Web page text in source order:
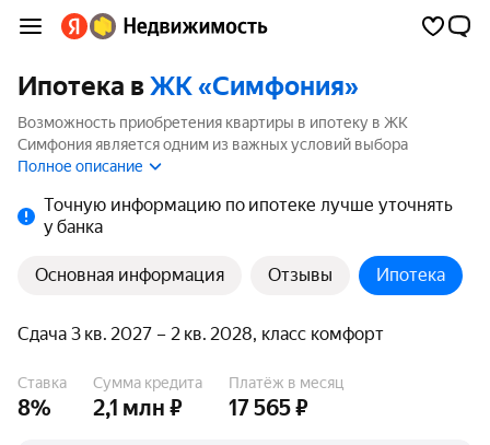
Ипотека вЖК «Симфония»
Возможность приобретения квартиры в ипотеку в ЖК
Симфония является одним из важных условий выбора
квартиры. На странице мы собрали программы кредитования
Полное описание
Точную информацию по ипотеке лучше уточнять
у банка
Основная информация Отзывы Ипотека
Сдача 3 кв. 2027 – 2 кв. 2028, класс комфорт
Ставка
8%
Сумма кредита
2,1 млн ₽
Платёж в месяц
17 565 ₽